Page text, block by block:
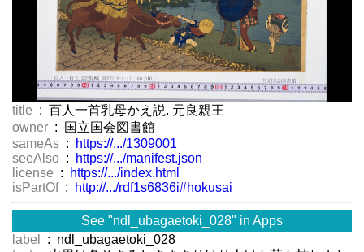
title : 百人一首乳母かえ説. 元良親王
owner : 国立国会図書館
sameAs :
https://.../1309001
seeAlso :
https://.../manifest.json
license :
https://.../index.html
isPartOf : http://.../rdf1s6836i#hokusai
See "ndl_ubagaetoki_028" in Apps
label
: ndl_ubagaetoki_028